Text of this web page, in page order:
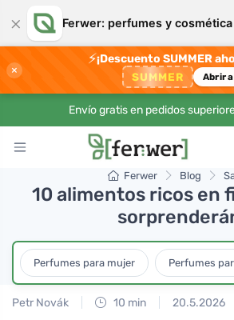
× Ferwer: perfumes y cosmética
×
⚡¡Descuento SUMMER
SUMMER Abrir
Envío gratis en pedidos
Ferwer Blog
10 alimentos ricos en
Perfumes para mujer Perfumes
Petr Novák 10 min 20.5.2026